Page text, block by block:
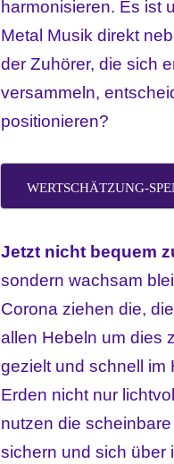
harmonisieren. Es ist
Metal Musik direkt
der Zuhörer, die sich
versammeln,
positionieren?
WERTSCHÄTZUNG-
Jetzt nicht bequem
sondern wachsam
Corona ziehen die,
allen Hebeln um dies
gezielt und schnell im
Erden nicht nur
nutzen die
sichern und sich über